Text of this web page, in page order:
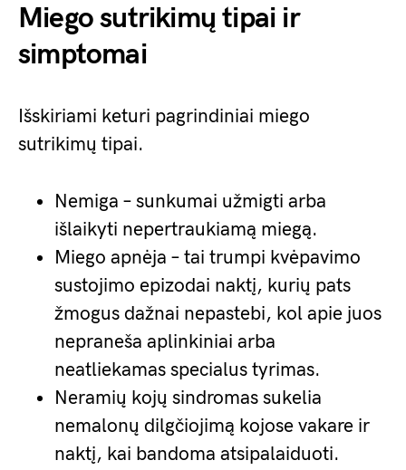
Miego sutrikimų tipai ir
simptomai
Išskiriami keturi pagrindiniai miego
sutrikimų tipai.
Nemiga – sunkumai užmigti arba
išlaikyti nepertraukiamą miegą.
Miego apnėja – tai trumpi kvėpavimo
sustojimo epizodai naktį, kurių pats
žmogus dažnai nepastebi, kol apie juos
nepraneša aplinkiniai arba
neatliekamas specialus tyrimas.
Neramių kojų sindromas sukelia
nemalonų dilgčiojimą kojose vakare ir
naktį, kai bandoma atsipalaiduoti.